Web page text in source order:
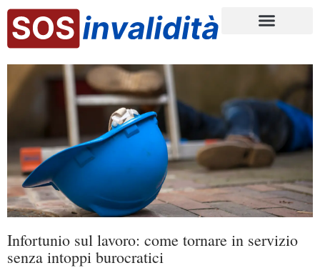
Infortunio sul lavoro: come tornare in servizio
senza intoppi burocratici